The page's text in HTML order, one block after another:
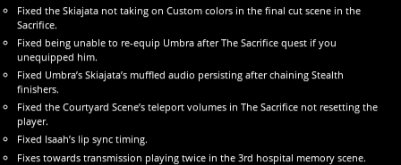
Fixed the Skiajata not taking on Custom colors in the final cut scene in the
Sacrifice.
Fixed being unable to re-equip Umbra after The Sacrifice quest if you
unequipped him.
Fixed Umbra’s Skiajata’s muffled audio persisting after chaining Stealth
finishers.
Fixed the Courtyard Scene’s teleport volumes in The Sacrifice not resetting the
player.
Fixed Isaah’s lip sync timing.
Fixes towards transmission playing twice in the 3rd hospital memory scene.